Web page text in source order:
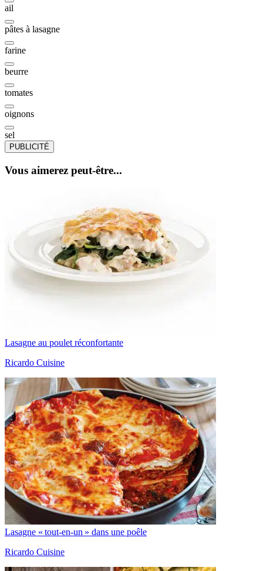
ail
pâtes à lasagne
farine
beurre
tomates
oignons
sel
PUBLICITÉ
Vous aimerez peut-être...
Lasagne au poulet réconfortante
Ricardo Cuisine
Lasagne « tout-en-un » dans une poêle
Ricardo Cuisine